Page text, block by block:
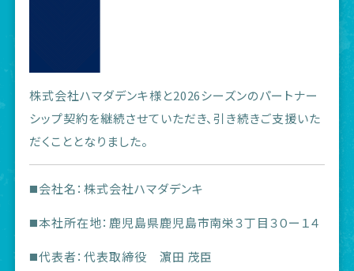
株式会社ハマダデンキ様と2026シーズンのパートナー
シップ契約を継続させていただき、引き続きご支援いた
だくこととなりました。
◼️会社名：株式会社ハマダデンキ
◼️本社所在地：鹿児島県鹿児島市南栄３丁目３０ー１４
◼️代表者：代表取締役 濵田 茂臣